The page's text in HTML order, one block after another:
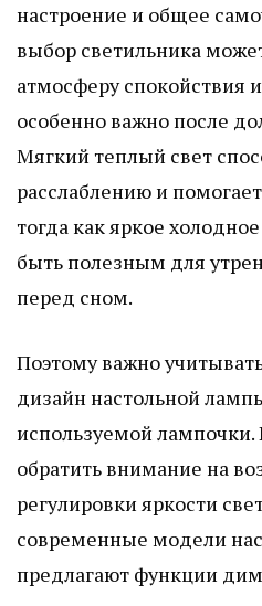
настроение и общее
выбор светильника
атмосферу спокойствия
особенно важно после
Мягкий теплый свет
расслаблению и
тогда как яркое
быть полезным для
перед сном.
Поэтому важно
дизайн настольной
используемой лампочки.
обратить внимание на
регулировки яркости
современные модели
предлагают функции